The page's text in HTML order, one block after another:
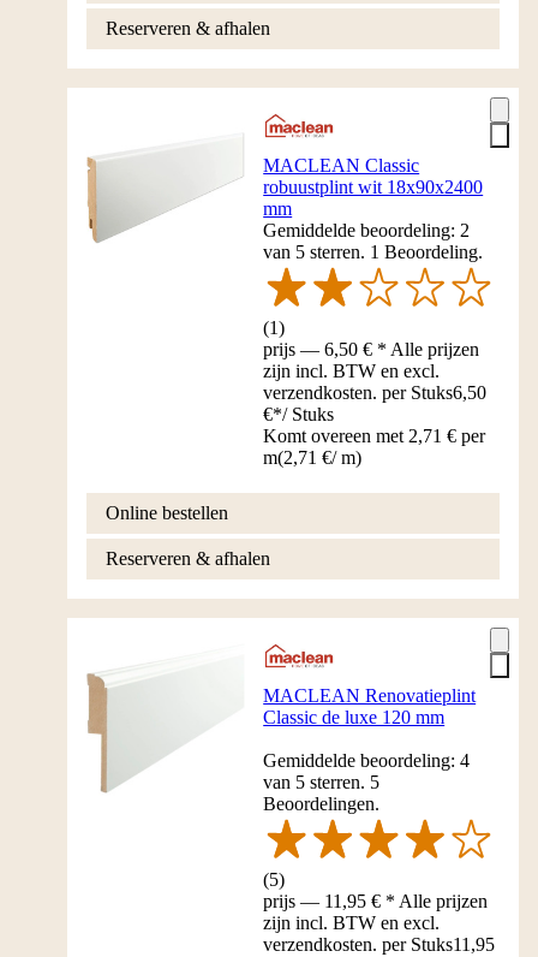
Reserveren & afhalen
MACLEAN Classic
robuustplint wit 18x90x2400
mm
Gemiddelde beoordeling: 2
van 5 sterren. 1 Beoordeling.
(1)
prijs — 6,50 € * Alle prijzen
zijn incl. BTW en excl.
verzendkosten. per Stuks6,50
€*/ Stuks
Komt overeen met 2,71 € per
m(2,71 €/ m)
Online bestellen
Reserveren & afhalen
MACLEAN Renovatieplint
Classic de luxe 120 mm
Gemiddelde beoordeling: 4
van 5 sterren. 5
Beoordelingen.
(5)
prijs — 11,95 € * Alle prijzen
zijn incl. BTW en excl.
verzendkosten. per Stuks11,95